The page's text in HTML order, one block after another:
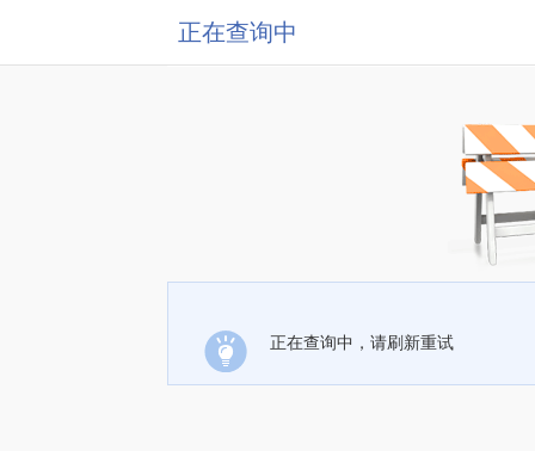
正在查询中
正在查询中，请刷新重试